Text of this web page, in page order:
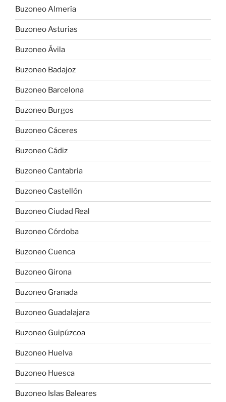
Buzoneo Almería
Buzoneo Asturias
Buzoneo Ávila
Buzoneo Badajoz
Buzoneo Barcelona
Buzoneo Burgos
Buzoneo Cáceres
Buzoneo Cádiz
Buzoneo Cantabria
Buzoneo Castellón
Buzoneo Ciudad Real
Buzoneo Córdoba
Buzoneo Cuenca
Buzoneo Girona
Buzoneo Granada
Buzoneo Guadalajara
Buzoneo Guipúzcoa
Buzoneo Huelva
Buzoneo Huesca
Buzoneo Islas Baleares